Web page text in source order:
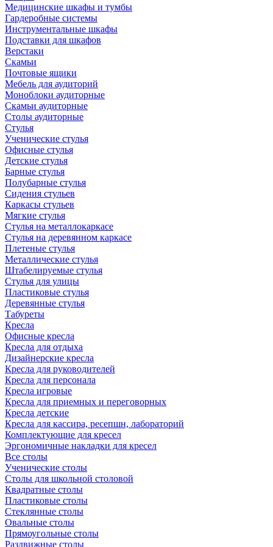
Медицинские шкафы и тумбы
Гардеробные системы
Инструментальные шкафы
Подставки для шкафов
Верстаки
Скамьи
Почтовые ящики
Мебель для аудиторий
Моноблоки аудиторные
Скамьи аудиторные
Столы аудиторные
Стулья
Ученические стулья
Офисные стулья
Детские стулья
Барные стулья
Полубарные стулья
Сидения стульев
Каркасы стульев
Мягкие стулья
Стулья на металлокаркасе
Стулья на деревянном каркасе
Плетеные стулья
Металлические стулья
Штабелируемые стулья
Стулья для улицы
Пластиковые стулья
Деревянные стулья
Табуреты
Кресла
Офисные кресла
Кресла для отдыха
Дизайнерские кресла
Кресла для руководителей
Кресла для персонала
Кресла игровые
Кресла для приемных и переговорных
Кресла детские
Кресла для кассира, ресепшн, лабораторий
Комплектующие для кресел
Эргономичные накладки для кресел
Все столы
Ученические столы
Столы для школьной столовой
Квадратные столы
Пластиковые столы
Стеклянные столы
Овальные столы
Прямоугольные столы
Раздвижные столы